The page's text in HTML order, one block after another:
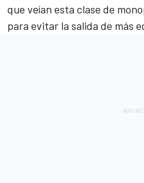
que veían esta clase de
para evitar la salida de más